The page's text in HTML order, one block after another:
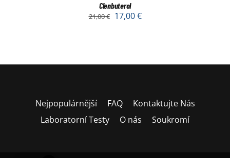
Clenbuterol
21,00€ 17,00€
Nejpopulárnější FAQ
Kontaktujte Nás
Laboratorní Testy
O nás Soukromí